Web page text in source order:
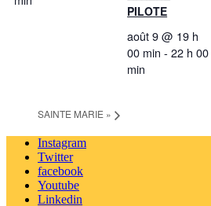
PILOTE
août 9 @ 19 h
00 min -22 h 00
min
SAINTE MARIE »
Instagram
Twitter
facebook
Youtube
Linkedin